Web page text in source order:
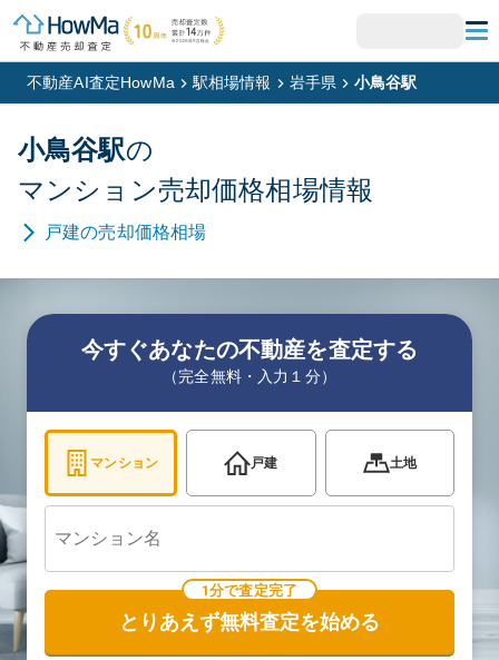
不動産AI査定HowMa 駅相場情報 岩手県 小鳥谷駅
小鳥谷駅の
マンション売却価格相場情報
戸建の売却価格相場
今すぐあなたの不動産を査定する
（完全無料・入力１分）
マンション 戸建 土地
1分で査定完了
とりあえず無料査定を始める